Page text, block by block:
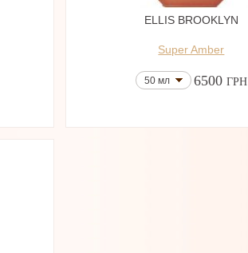
ELLIS BROOKLYN
Super Amber
50 мл 6500 ГРН